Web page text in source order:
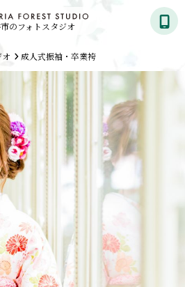
のフォトスタジオ
成人式振袖・卒業袴